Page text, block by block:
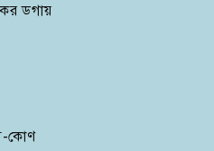
ডগায়
কোণ